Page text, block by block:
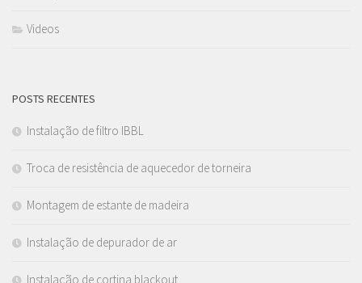
Videos
POSTS RECENTES
Instalação de filtro IBBL
Troca de resistência de aquecedor de torneira
Montagem de estante de madeira
Instalação de depurador de ar
Instalação de cortina blackout